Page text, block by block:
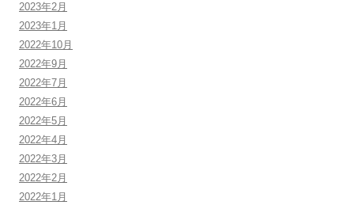
2023年2月
2023年1月
2022年10月
2022年9月
2022年7月
2022年6月
2022年5月
2022年4月
2022年3月
2022年2月
2022年1月